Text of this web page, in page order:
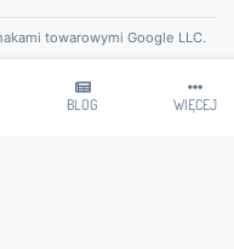
BLOG WIĘCEJ
towarowymi Google LLC.